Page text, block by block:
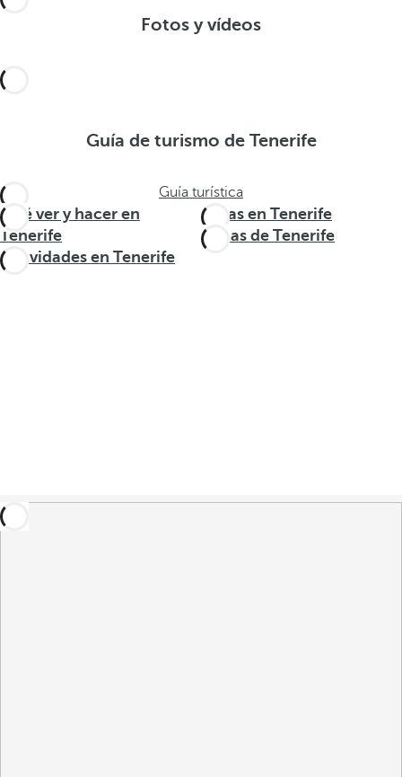
Fotos y vídeos
Guía de turismo de Tenerife
Guía turística
Qué ver y hacer en
Tenerife
Rutas en Tenerife
Zonas de Tenerife
Actividades en Tenerife